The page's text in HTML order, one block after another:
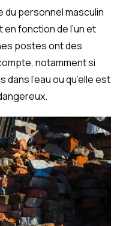
du personnel masculin
fonction de l’un et
postes ont des
notamment si
l’eau ou qu’elle est